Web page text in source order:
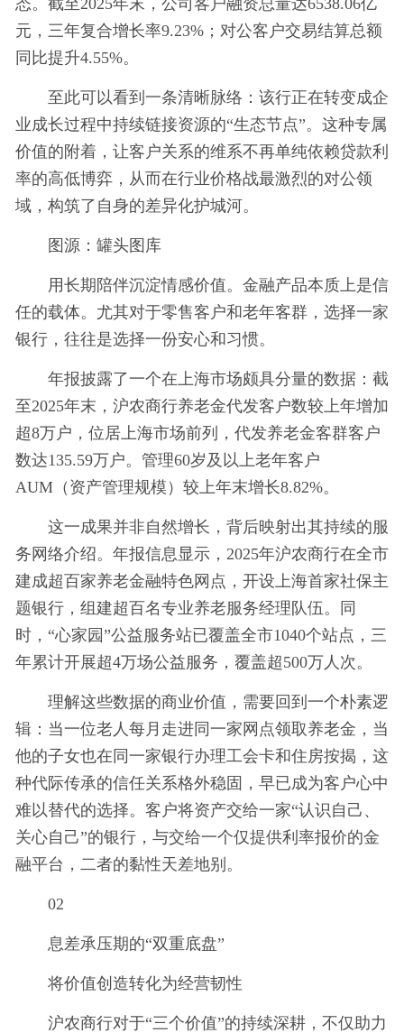
元，三年复合增长率9.23%；对公客户交易结算总额
同比提升4.55%。
至此可以看到一条清晰脉络：该行正在转变成企
业成长过程中持续链接资源的“生态节点”。这种专属
价值的附着，让客户关系的维系不再单纯依赖贷款利
率的高低博弈，从而在行业价格战最激烈的对公领
域，构筑了自身的差异化护城河。
图源：罐头图库
用长期陪伴沉淀情感价值。金融产品本质上是信
任的载体。尤其对于零售客户和老年客群，选择一家
银行，往往是选择一份安心和习惯。
年报披露了一个在上海市场颇具分量的数据：截
至2025年末，沪农商行养老金代发客户数较上年增加
超8万户，位居上海市场前列，代发养老金客群客户
数达135.59万户。管理60岁及以上老年客户
AUM（资产管理规模）较上年末增长8.82%。
这一成果并非自然增长，背后映射出其持续的服
务网络介绍。年报信息显示，2025年沪农商行在全市
建成超百家养老金融特色网点，开设上海首家社保主
题银行，组建超百名专业养老服务经理队伍。同
时，“心家园”公益服务站已覆盖全市1040个站点，三
年累计开展超4万场公益服务，覆盖超500万人次。
理解这些数据的商业价值，需要回到一个朴素逻
辑：当一位老人每月走进同一家网点领取养老金，当
他的子女也在同一家银行办理工会卡和住房按揭，这
种代际传承的信任关系格外稳固，早已成为客户心中
难以替代的选择。客户将资产交给一家“认识自己、
关心自己”的银行，与交给一个仅提供利率报价的金
融平台，二者的黏性天差地别。
02
息差承压期的“双重底盘”
将价值创造转化为经营韧性
沪农商行对于“三个价值”的持续深耕，不仅助力